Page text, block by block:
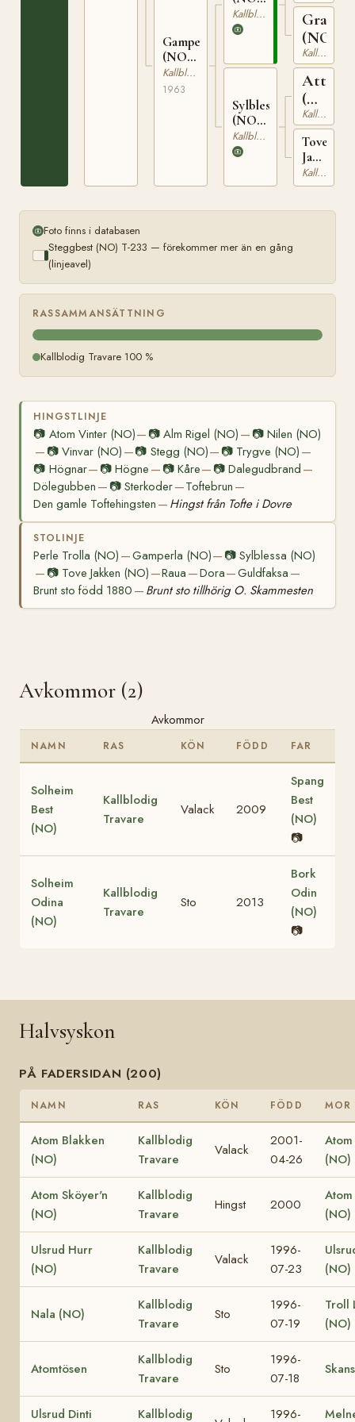
Gamperla
(NO)
N
23518
Kallblodig Travare
1963
T-233Kallblodig Travare
Sylblessa
(NO)
T-1451
Kallblodig Travare
169
Grasiös
(NO)
Kallblodig Travare
Attila
(NO)
T-
146
Kallblodig Travare
Tove
Jakken
(NO)
T-
Kallblodig Travare
Foto finns i databasen
Steggbest (NO) T-233 — förekommer mer än en gång
(linjeavel)
RASSAMMANSÄTTNING
Kallblodig Travare 100 %
HINGSTLINJE
📷 Atom Vinter (NO)— 📷Alm Rigel (NO) — 📷 Nilen (NO)
— 📷Vinvar (NO) —📷 Stegg (NO)— 📷 Trygve (NO) —
📷 Högnar— 📷Högne — 📷 Kåre— 📷 Dalegudbrand —
Dölegubben — 📷Sterkoder—Toftebrun —
Den gamle Toftehingsten — Hingst från Tofte i Dovre
STOLINJE
Perle Trolla (NO) —Gamperla (NO)— 📷Sylblessa (NO)
— 📷 Tove Jakken (NO) —Raua —Dora—Guldfaksa —
Brunt sto född 1880 — Brunt sto tillhörig O. Skammesten
Avkommor (2)
Avkommor
NAMN RAS KÖN FÖDD FAR
Solheim
Best
(NO)
Kallblodig
Travare
Valack 2009
Spang
Best
(NO)
📷
Solheim
Odina
(NO)
Kallblodig
Travare
Sto 2013
Bork
Odin
(NO)
📷
Halvsyskon
PÅ FADERSIDAN (200)
NAMN RAS KÖN FÖDD MOR
Atom Blakken
(NO)
Kallblodig
Travare
Valack
2001-
04-26
(NO)
Atom Sköyer'n
(NO)
Kallblodig
Travare
Hingst 2000
(NO)
Ulsrud Hurr
(NO)
Kallblodig
Travare
Valack
1996-
07-23
(NO)
Nala (NO)
Kallblodig
Travare
Sto
1996-
07-19
Troll
(NO)
Atomtösen
Kallblodig
Travare
Sto
1996-
07-18
Ulsrud Dinti Kallblodig 1996-